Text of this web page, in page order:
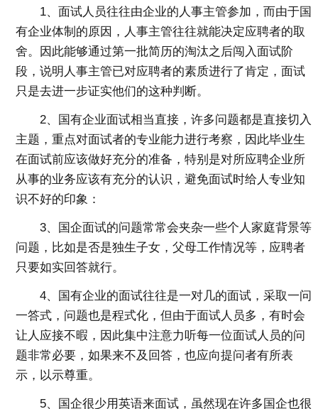
1、面试人员往往由企业的人事主管参加，而由于国
有企业体制的原因，人事主管往往就能决定应聘者的取
舍。因此能够通过第一批简历的淘汰之后闯入面试阶
段，说明人事主管已对应聘者的素质进行了肯定，面试
只是去进一步证实他们的这种判断。
2、国有企业面试相当直接，许多问题都是直接切入
主题，重点对面试者的专业能力进行考察，因此毕业生
在面试前应该做好充分的准备，特别是对所应聘企业所
从事的业务应该有充分的认识，避免面试时给人专业知
识不好的印象：
3、国企面试的问题常常会夹杂一些个人家庭背景等
问题，比如是否是独生子女，父母工作情况等，应聘者
只要如实回答就行。
4、国有企业的面试往往是一对几的面试，采取一问
一答式，问题也是程式化，但由于面试人员多，有时会
让人应接不暇，因此集中注意力听每一位面试人员的问
题非常必要，如果来不及回答，也应向提问者有所表
示，以示尊重。
5、国企很少用英语来面试，虽然现在许多国企也很